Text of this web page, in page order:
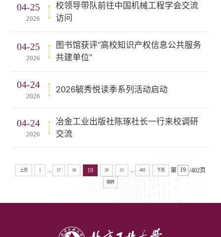
04-25
2026
校领导带队前往中国机械工程学会交流
访问
04-25
2026
图书馆获评“高校知识产权信息公共服务
共建单位”
04-24
2026
2026毓秀悦读季系列活动启动
04-24
2026
冶金工业出版社陈琢社长一行来校调研
交流
上页 1 17 18 19 20 21 402 下页 第 /402页
跳转